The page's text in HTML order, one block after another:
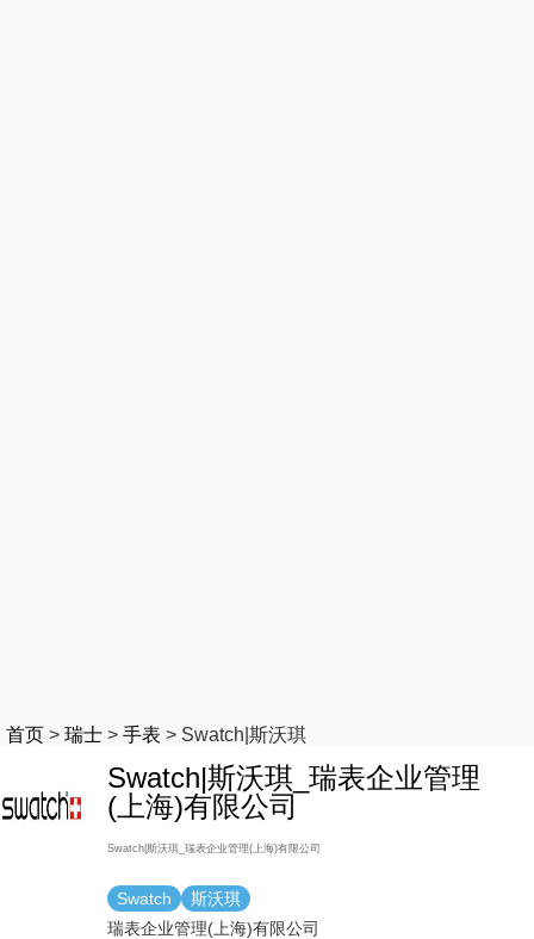
首页 > 瑞士 > 手表 > Swatch|斯沃琪
Swatch|斯沃琪_瑞表企业管理
(上海)有限公司
Swatch|斯沃琪_瑞表企业管理(上海)有限公司
Swatch
斯沃琪
瑞表企业管理(上海)有限公司